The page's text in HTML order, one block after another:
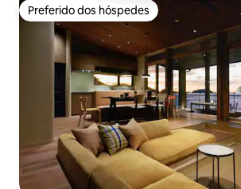
Preferido dos hóspedes
Preferido dos hóspedes